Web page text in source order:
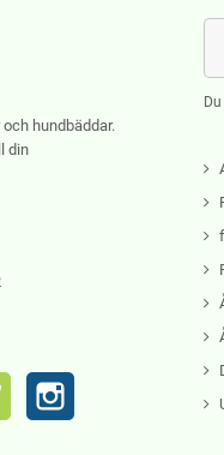
hundbäddar.
din
Vimeo